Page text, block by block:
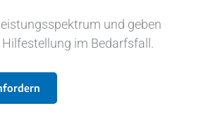
und geben
im Bedarfsfall.